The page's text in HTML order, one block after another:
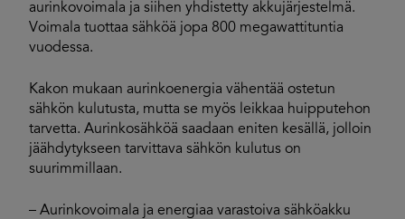
aurinkovoimala ja siihen yhdistetty akkujärjestelmä.
Voimala tuottaa sähköä jopa 800 megawattituntia
vuodessa.
Kakon mukaan aurinkoenergia vähentää ostetun
sähkön kulutusta, mutta se myös leikkaa huipputehon
tarvetta. Aurinkosähköä saadaan eniten kesällä, jolloin
jäähdytykseen tarvittava sähkön kulutus on
suurimmillaan.
– Aurinkovoimala ja energiaa varastoiva sähköakku